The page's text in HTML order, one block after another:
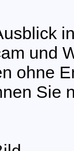
und
ohne
Sie